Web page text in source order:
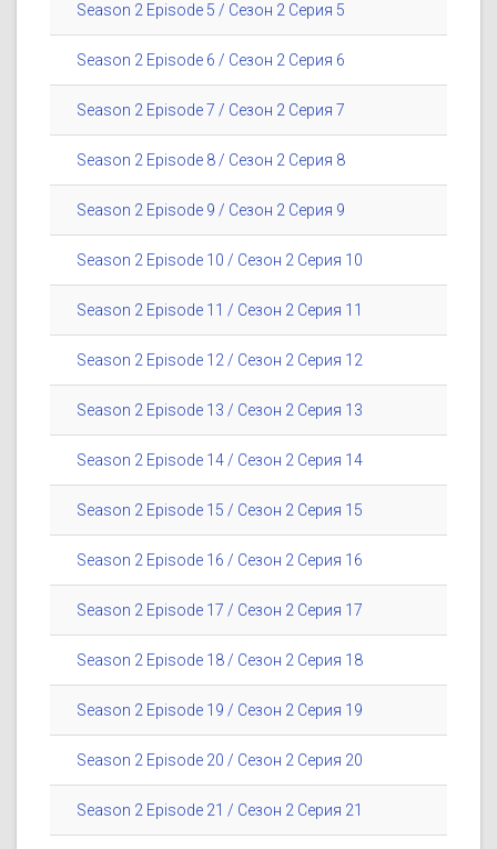
Season 2 Episode 5 / Сезон 2 Серия 5
Season 2 Episode 6 / Сезон 2 Серия 6
Season 2 Episode 7 / Сезон 2 Серия 7
Season 2 Episode 8 / Сезон 2 Серия 8
Season 2 Episode 9 / Сезон 2 Серия 9
Season 2 Episode 10 / Сезон 2 Серия 10
Season 2 Episode 11 / Сезон 2 Серия 11
Season 2 Episode 12 / Сезон 2 Серия 12
Season 2 Episode 13 / Сезон 2 Серия 13
Season 2 Episode 14 / Сезон 2 Серия 14
Season 2 Episode 15 / Сезон 2 Серия 15
Season 2 Episode 16 / Сезон 2 Серия 16
Season 2 Episode 17 / Сезон 2 Серия 17
Season 2 Episode 18 / Сезон 2 Серия 18
Season 2 Episode 19 / Сезон 2 Серия 19
Season 2 Episode 20 / Сезон 2 Серия 20
Season 2 Episode 21 / Сезон 2 Серия 21